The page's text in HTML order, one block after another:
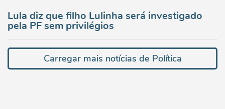
Lula diz que filho Lulinha será investigado
pela PF sem privilégios
Carregar mais notícias de Política